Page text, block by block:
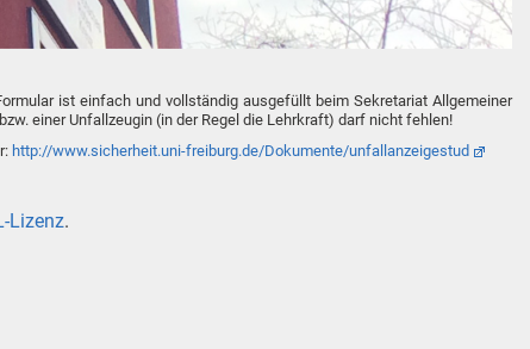
ist einfach und vollständig ausgefüllt beim Sekretariat Allgemeiner
einer Unfallzeugin (in der Regel die Lehrkraft) darf nicht fehlen!
http://www.sicherheit.uni-freiburg.de/Dokumente/unfallanzeigestud
Lizenz.